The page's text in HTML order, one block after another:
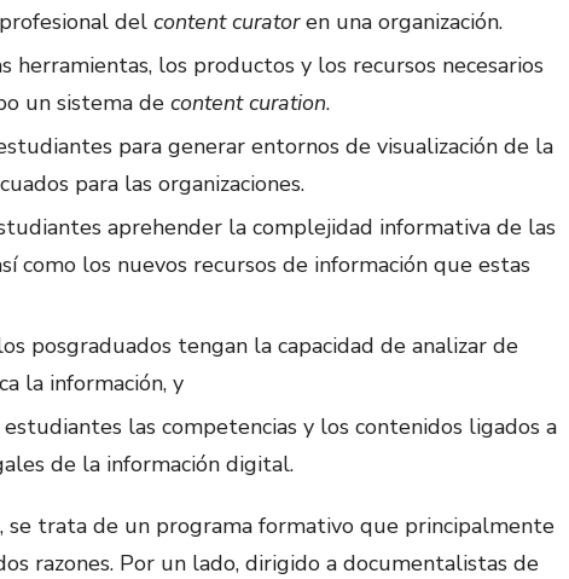
del content curatoren una organización.
herramientas, los productos y los recursos necesarios
un sistema de content curation.
para generar entornos de visualización de la
para las organizaciones.
aprehender la complejidad informativa de las
como los nuevos recursos de información que estas
posgraduados tengan la capacidad de analizar de
la información, y
las competencias y los contenidos ligados a
de la información digital.
se trata de un programa formativo que principalmente
razones. Por un lado, dirigido a documentalistas de